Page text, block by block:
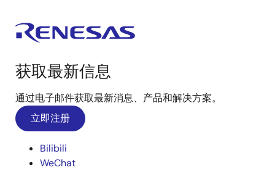
获取最新信息
通过电子邮件获取最新消息、产品和解决方案。
立即注册
Bilibili
WeChat